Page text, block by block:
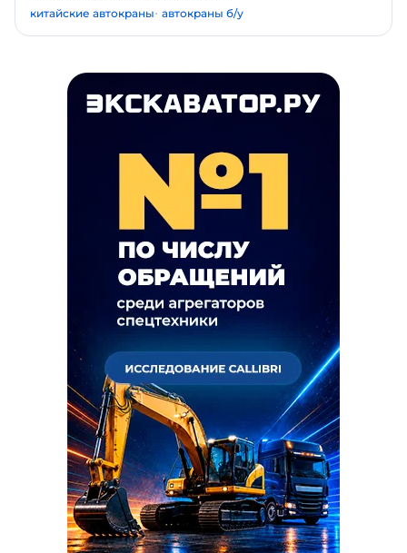
китайские автокраны автокраны б/у